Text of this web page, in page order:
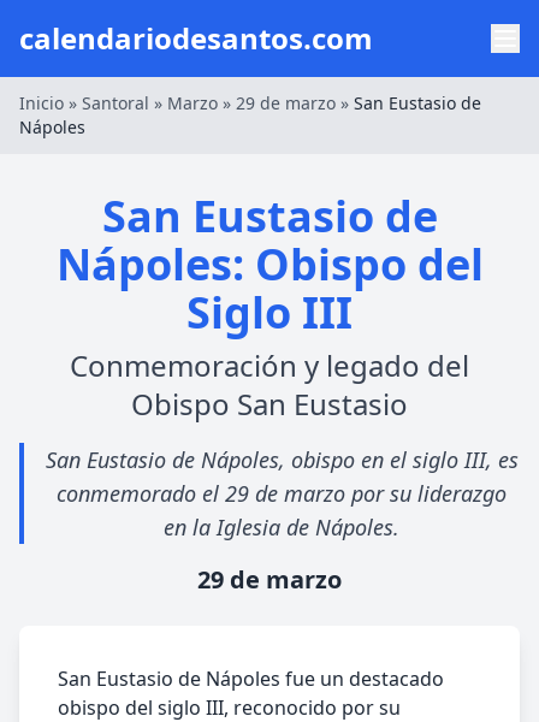
calendariodesantos.com
Inicio » Santoral » Marzo » 29 de marzo » San Eustasio de
Nápoles
San Eustasio de
Nápoles: Obispo del
Siglo III
Conmemoración y legado del
Obispo San Eustasio
San Eustasio de Nápoles, obispo en el siglo III, es
conmemorado el 29 de marzo por su liderazgo
en la Iglesia de Nápoles.
29 de marzo
San Eustasio de Nápoles fue un destacado
obispo del siglo III, reconocido por su